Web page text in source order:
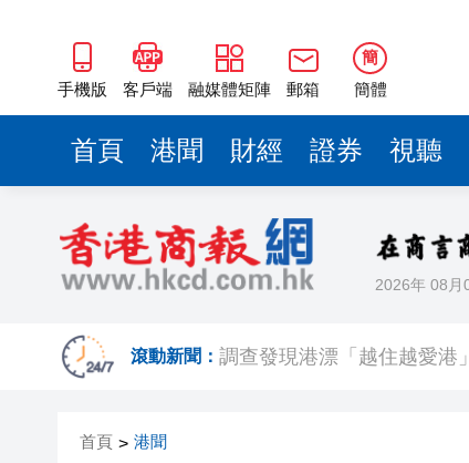
手機版 客戶端 融媒體矩陣 郵箱
簡
簡體
首頁 港聞 財經 證券 視聽
2026年 08月
滾動新聞：
有片 | 廣東省第十七屆運
調查發現港漂「越住越愛港
首頁 > 港聞